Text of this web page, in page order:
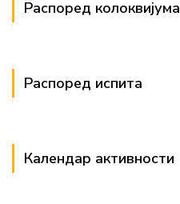
Распоред колоквијума
Распоред испита
Календар активности